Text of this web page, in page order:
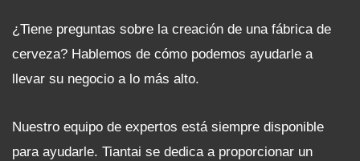
¿Tiene preguntas sobre la creación de una fábrica de
cerveza? Hablemos de cómo podemos ayudarle a
llevar su negocio a lo más alto.
Nuestro equipo de expertos está siempre disponible
para ayudarle. Tiantai se dedica a proporcionar un